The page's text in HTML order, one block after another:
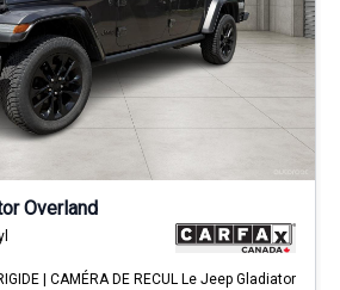
Overland
| CAMÉRA DE RECUL Le Jeep Gladiator